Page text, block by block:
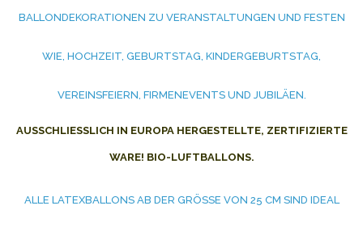
BALLONDEKORATIONEN ZU VERANSTALTUNGEN UND FESTEN
WIE, HOCHZEIT, GEBURTSTAG, KINDERGEBURTSTAG,
VEREINSFEIERN, FIRMENEVENTS UND JUBILÄEN.
AUSSCHLIESSLICH IN EUROPA HERGESTELLTE, ZERTIFIZIERTE W
ARE! BIO-LUFTBALLONS.
ALLE LATEXBALLONS AB DER GRÖSSE VON 25 CM SIND IDEAL G